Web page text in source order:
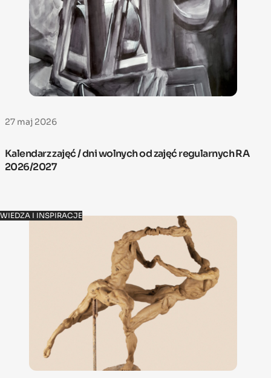
27 maj 2026
Kalendarz zajęć / dni wolnych od zajęć regularnych RA
2026/2027
WIEDZA I INSPIRACJE